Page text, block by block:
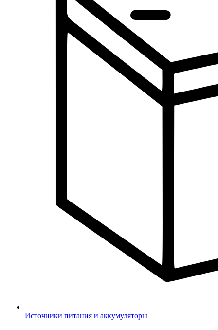
Источники питания и аккумуляторы